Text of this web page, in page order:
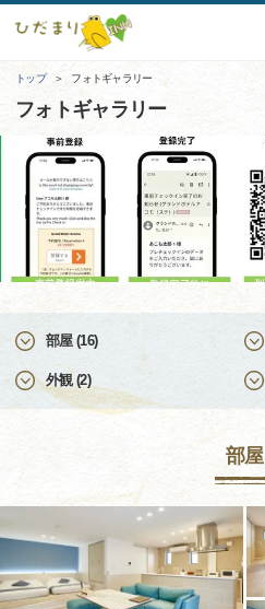
トップ フォトギャラリー
フォトギャラリー
部屋 (16)
外観 (2)
部屋